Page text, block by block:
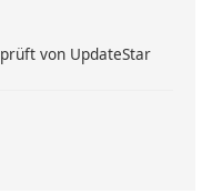
von UpdateStar